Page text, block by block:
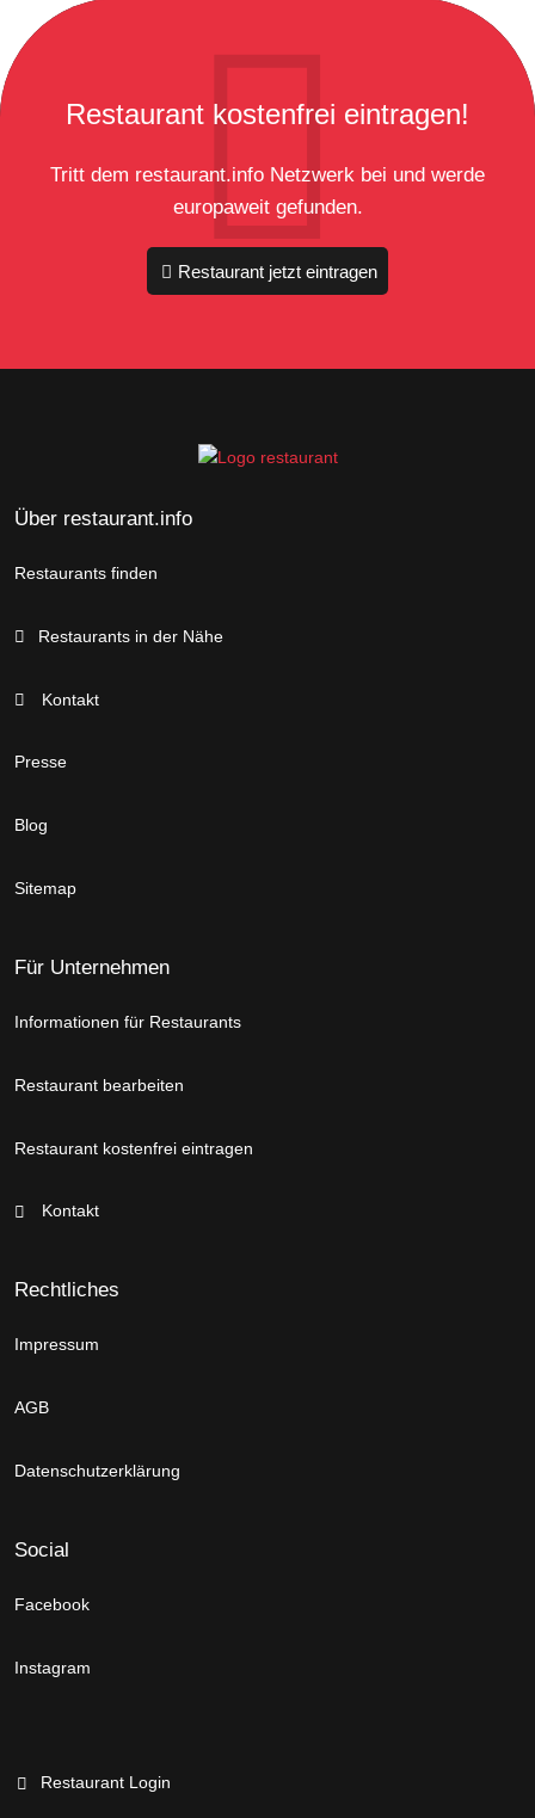
Restaurant kostenfrei eintragen!
Tritt dem restaurant.info Netzwerk bei und werde
europaweit gefunden.
Restaurant jetzt eintragen
Über restaurant.info
Restaurants finden
Restaurants in der Nähe
Kontakt
Presse
Blog
Sitemap
Für Unternehmen
Informationen für Restaurants
Restaurant bearbeiten
Restaurant kostenfrei eintragen
Kontakt
Rechtliches
Impressum
AGB
Datenschutzerklärung
Social
Facebook
Instagram
Restaurant Login